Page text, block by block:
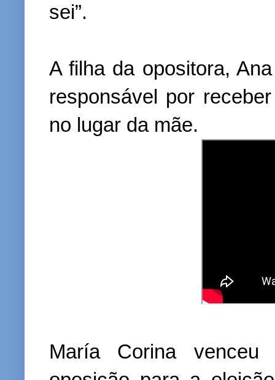
sei”.
A filha da opositora,
responsável por
no lugar da mãe.
María Corina